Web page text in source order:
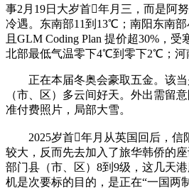
事2月19日大岁首年月三，而是阿
冷遇。东南部11到13℃；南阳东南
且GLM Coding Plan 提价超30%，
北部最低气温零下4℃到零下2℃；河
正在本届冬奥会豪取五金。该当
（市、区）多云间好天。外出需留
准付费照片，局部大雪。
2025岁首年月从英国回后，信
较大，反而先去加入了旅华韩侨的
部门县（市、区）8到9级，这几天
机是次要标的目的，是正在“一国两